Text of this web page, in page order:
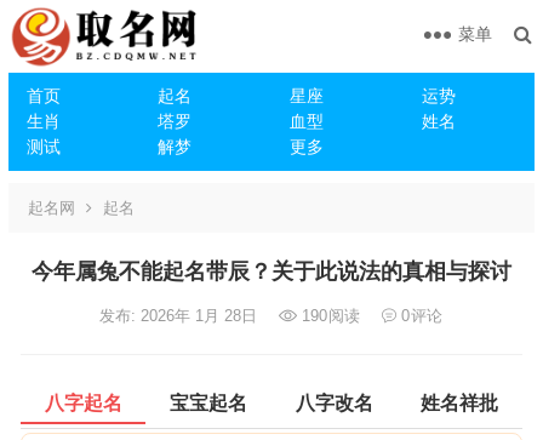
首页 起名 星座
运势
生肖
塔罗 血型
姓名
测试
解梦 更多
菜单
起名网 起名
今年属兔不能起名带辰？关于此说法的真相与探讨
发布: 2026年 1月 28日 190阅读 0评论
八字起名 宝宝起名 八字改名 姓名祥批